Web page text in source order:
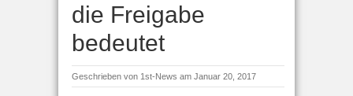
die Freigabe
bedeutet
Geschrieben von 1st-News am Januar 20, 2017